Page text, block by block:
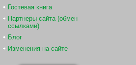
Гостевая книга
Партнеры сайта (обмен
ссылками)
Блог
Изменения на сайте